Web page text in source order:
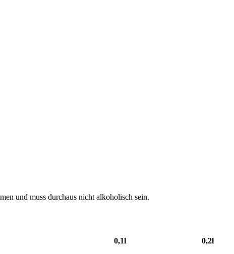
und muss durchaus nicht alkoholisch sein.
0,1l 0,2l